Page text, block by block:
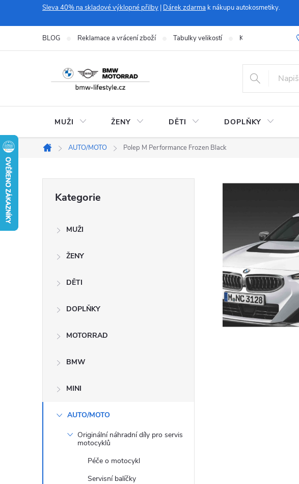
Sleva 40% na skladové výklopné přilby Dárek zdarma k nákupu autokosmetiky.
BLOG Reklamace a vrácení zboží Tabulky velikostí Kontaktujte nás
MUŽI ŽENY DĚTI DOPLŇKY
Domů
AUTO/MOTO Polep M Performance Frozen Black
kategorie
Kategorie
MUŽI
ŽENY
DĚTI
DOPLŇKY
MOTORRAD
BMW
MINI
AUTO/MOTO
Originální náhradní díly pro servis
motocyklů
Péče o motocykl
Servisní balíčky